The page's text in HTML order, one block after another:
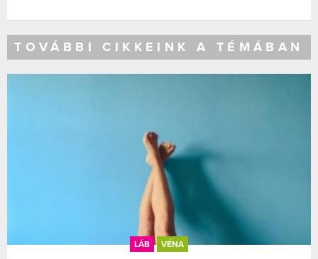
TOVÁBBI CIKKEINK A TÉMÁBAN
LÁB VÉNA